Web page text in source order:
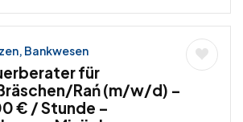
Bankwesen
für
Rań (m/w/d) –
€ / Stunde –